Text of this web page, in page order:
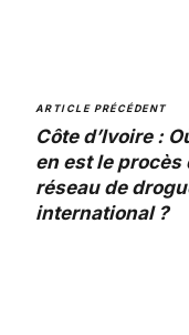
ARTICLE PRÉCÉDENT
Côte d’Ivoire :
en est le procès
réseau de
international ?